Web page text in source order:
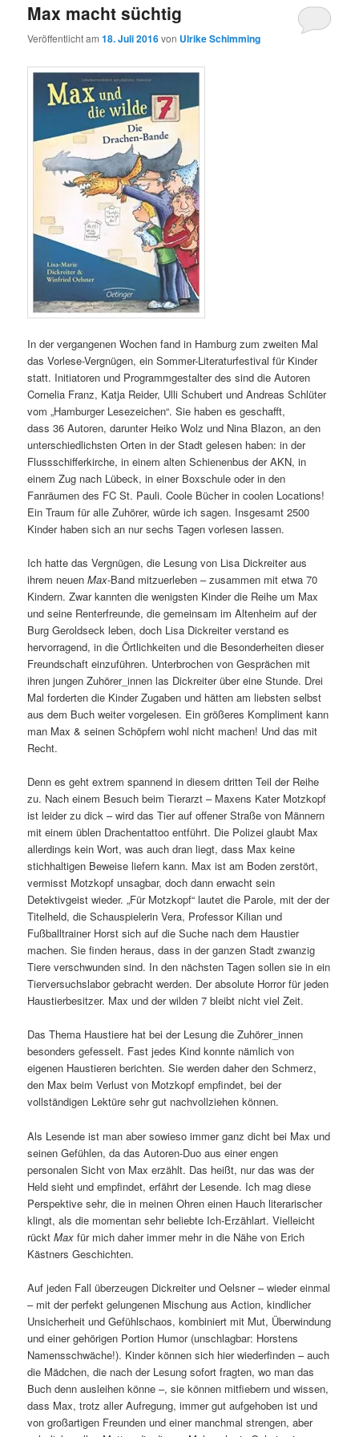
Max macht süchtig
Veröffentlicht am18. Juli 2016von Ulrike Schimming
In der vergangenen Wochen fand in Hamburg zum zweiten Mal
das Vorlese-Vergnügen, ein Sommer-Literaturfestival für Kinder
statt. Initiatoren und Programmgestalter des sind die Autoren
Cornelia Franz, Katja Reider, Ulli Schubert und Andreas Schlüter
vom „Hamburger Lesezeichen“. Sie haben es geschafft,
dass 36 Autoren, darunter Heiko Wolz und Nina Blazon, an den
unterschiedlichsten Orten in der Stadt gelesen haben: in der
Flussschifferkirche, in einem alten Schienenbus der AKN, in
einem Zug nach Lübeck, in einer Boxschule oder in den
Fanräumen des FC St. Pauli. Coole Bücher in coolen Locations!
Ein Traum für alle Zuhörer, würde ich sagen. Insgesamt 2500
Kinder haben sich an nur sechs Tagen vorlesen lassen.
Ich hatte das Vergnügen, die Lesung von Lisa Dickreiter aus
ihrem neuenMax-Band mitzuerleben – zusammen mit etwa 70
Kindern. Zwar kannten die wenigsten Kinder die Reihe um Max
und seine Renterfreunde, die gemeinsam im Altenheim auf der
Burg Geroldseck leben, doch Lisa Dickreiter verstand es
hervorragend, in die Örtlichkeiten und die Besonderheiten dieser
Freundschaft einzuführen. Unterbrochen von Gesprächen mit
ihren jungen Zuhörer_innen las Dickreiter über eine Stunde. Drei
Mal forderten die Kinder Zugaben und hätten am liebsten selbst
aus dem Buch weiter vorgelesen. Ein größeres Kompliment kann
man Max & seinen Schöpfern wohl nicht machen! Und das mit
Recht.
Denn es geht extrem spannend in diesem dritten Teil der Reihe
zu. Nach einem Besuch beim Tierarzt – Maxens Kater Motzkopf
ist leider zu dick – wird das Tier auf offener Straße von Männern
mit einem üblen Drachentattoo entführt. Die Polizei glaubt Max
allerdings kein Wort, was auch dran liegt, dass Max keine
stichhaltigen Beweise liefern kann. Max ist am Boden zerstört,
vermisst Motzkopf unsagbar, doch dann erwacht sein
Detektivgeist wieder. „Für Motzkopf“ lautet die Parole, mit der der
Titelheld, die Schauspielerin Vera, Professor Kilian und
Fußballtrainer Horst sich auf die Suche nach dem Haustier
machen. Sie finden heraus, dass in der ganzen Stadt zwanzig
Tiere verschwunden sind. In den nächsten Tagen sollen sie in ein
Tierversuchslabor gebracht werden. Der absolute Horror für jeden
Haustierbesitzer. Max und der wilden 7 bleibt nicht viel Zeit.
Das Thema Haustiere hat bei der Lesung die Zuhörer_innen
besonders gefesselt. Fast jedes Kind konnte nämlich von
eigenen Haustieren berichten. Sie werden daher den Schmerz,
den Max beim Verlust von Motzkopf empfindet, bei der
vollständigen Lektüre sehr gut nachvollziehen können.
Als Lesende ist man aber sowieso immer ganz dicht bei Max und
seinen Gefühlen, da das Autoren-Duo aus einer engen
personalen Sicht von Max erzählt. Das heißt, nur das was der
Held sieht und empfindet, erfährt der Lesende. Ich mag diese
Perspektive sehr, die in meinen Ohren einen Hauch literarischer
klingt, als die momentan sehr beliebte Ich-Erzählart. Vielleicht
rücktMax für mich daher immer mehr in die Nähe von Erich
Kästners Geschichten.
Auf jeden Fall überzeugen Dickreiter und Oelsner – wieder einmal
– mit der perfekt gelungenen Mischung aus Action, kindlicher
Unsicherheit und Gefühlschaos, kombiniert mit Mut, Überwindung
und einer gehörigen Portion Humor (unschlagbar: Horstens
Namensschwäche!). Kinder können sich hier wiederfinden – auch
die Mädchen, die nach der Lesung sofort fragten, wo man das
Buch denn ausleihen könne –, sie können mitfiebern und wissen,
dass Max, trotz aller Aufregung, immer gut aufgehoben ist und
von großartigen Freunden und einer manchmal strengen, aber